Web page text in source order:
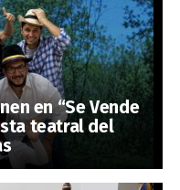
en “Se Vende
teatral del